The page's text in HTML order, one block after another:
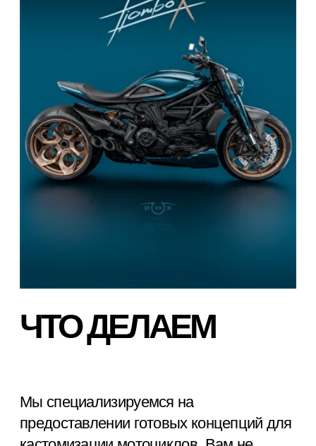
Мы специализируемся на
предоставлении готовых концепций для
придется ломать голову над тем, какие
детали купить, чтобы собрать мотоцикл
своей мечты. Мы позаботились обо
всем за вас.
КАК ДЕЛАЕМ